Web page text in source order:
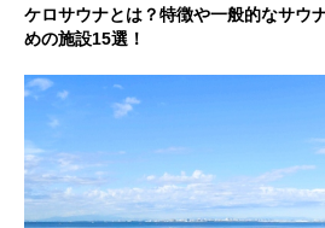
ケロサウナとは？特徴や一般的なサウ
めの施設15選！